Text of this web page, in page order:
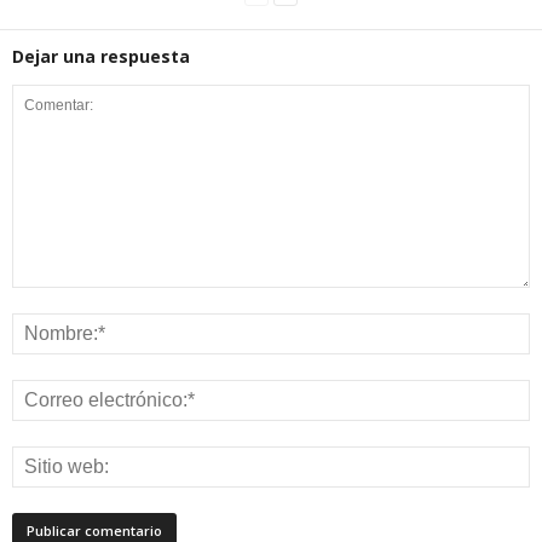
Dejar una respuesta